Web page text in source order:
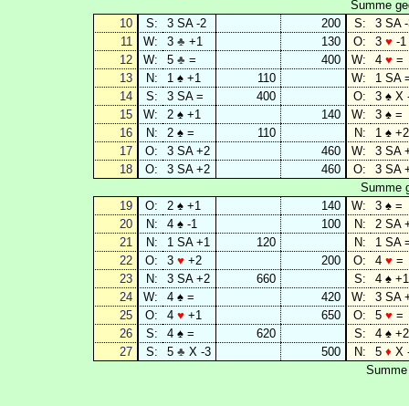
Summe
10
S: 3 SA -2 200 S:
3 SA
11
W: 3 ♣ +1 130 O: 3 ♥ -1
12
W: 5 ♣ = 400 W: 4 ♥ =
13
N: 1 ♠ +1 110 W:
1 SA
14
S: 3 SA = 400 O:
3 ♠ X
15
W: 2 ♠ +1 140 W:
3 ♠ =
16
N: 2 ♠ = 110 N:
1 ♠ +2
17
O: 3 SA +2 460 W:
3 SA
18
O: 3 SA +2 460 O:
3 SA
Summe
19
O: 2 ♠ +1 140 W:
3 ♠ =
20
N: 4 ♠ -1 100 N:
2 SA
21
N: 1 SA +1 120 N:
1 SA
22
O: 3 ♥ +2 200 O: 4 ♥ =
23
N: 3 SA +2 660 S:
4 ♠ +1
24
W: 4 ♠ = 420 W:
3 SA
25
O: 4 ♥ +1 650 O: 5 ♥ =
26
S: 4 ♠ = 620 S:
4 ♠ +2
27
S: 5 ♣ X -3 500 N: 5 ♦ X